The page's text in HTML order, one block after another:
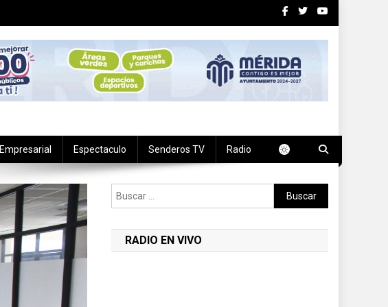
Empresarial Espectaculo Senderos TV Radio
Buscar:
RADIO EN VIVO